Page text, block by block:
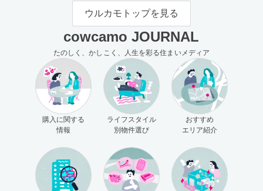
主さま向け）
ウルカモトップを見る
cowcamo JOURNAL
たのしく、かしこく、人生を彩る住まいメディア
購入に関する
情報
ライフスタイル
別物件選び
おすすめ
エリア紹介